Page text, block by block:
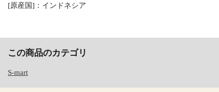
[原産国]：インドネシア
この商品のカテゴリ
S-mart